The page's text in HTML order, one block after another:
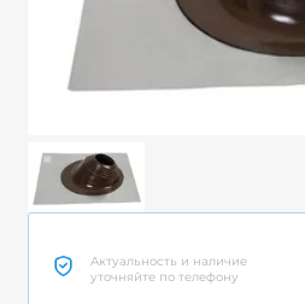
Актуальность и наличие
уточняйте по телефону